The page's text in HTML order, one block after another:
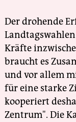
Der drohende
Kräfte
braucht es
und vor allem
für eine starke
kooperiert
Zentrum". Die